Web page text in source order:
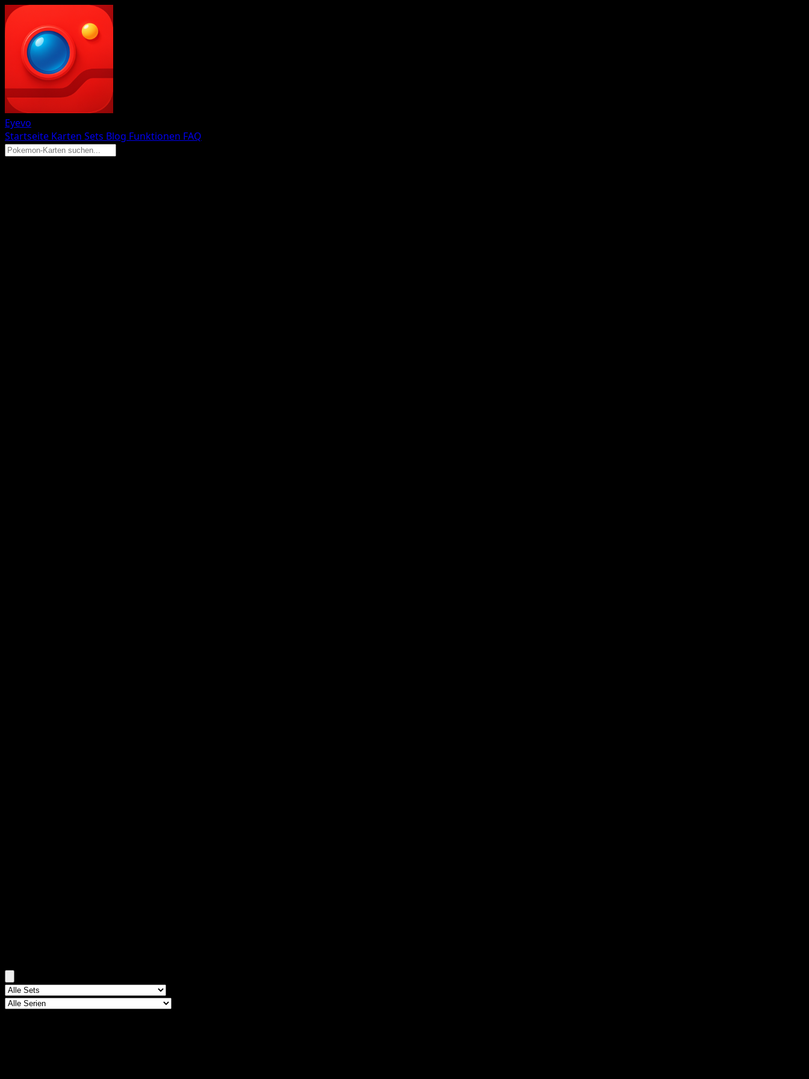
Eyevo
Startseite Karten Sets Blog Funktionen FAQ